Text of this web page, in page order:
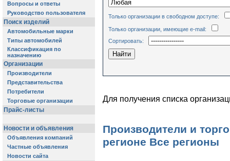
Вопросы и ответы
Руководство пользователя
Поиск изделий
Автомобильные марки
Типы автомобилей
Классификация по
назначению
Организации
Производители
Представительства
Потребители
Торговые организации
Прайс-листы
Новости и объявления
Объявления компаний
Частные объявления
Новости сайта
Только организации в свободном доступе:
Только организации, имеющие e-mail:
Сортировать:
Для получения списка
Производители и
регионе Все регионы